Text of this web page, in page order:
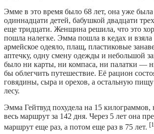
Эмме в это время было 68 лет, она уже
одиннадцати детей, бабушкой двадцати
еще тридцати. Женщина решила, что это
пошла налегке. Эмма пошла в кедах и взяла
армейское одеяло, плащ, пластиковые
аптечку, одну смену одежды и небольшой
было ни карты, ни компаса, ни палатки —
бы облегчить путешествие. Её рацион
говядины, сыра и орехов, а остальную
лесу.
Эмма Гейтвуд похудела на 15
весь маршрут за 142 дня. Через 5 лет она
маршрут еще раз, а потом еще раз в 75 лет.